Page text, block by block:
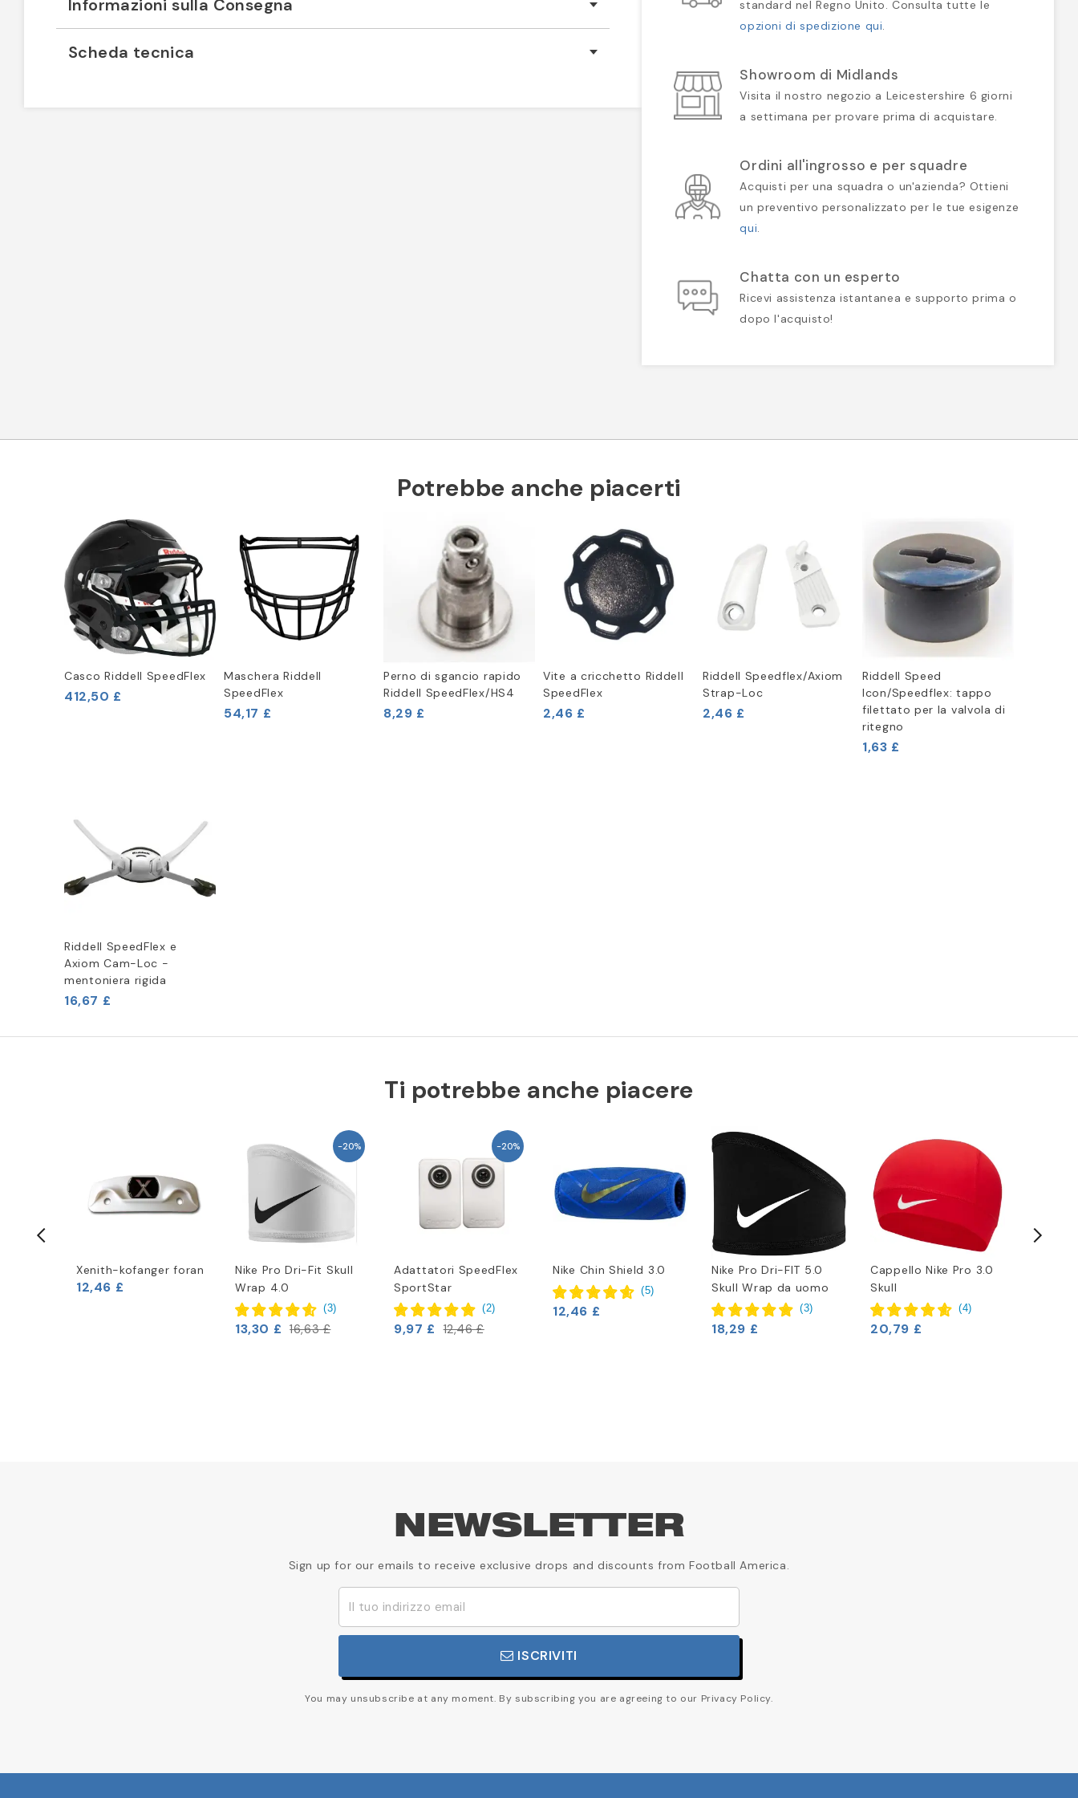
Informazioni sulla Consegna
Scheda tecnica
standard nel Regno Unito. Consulta tutte le
opzioni di spedizione qui.
Showroom di Midlands
Visita il nostro negozio a Leicestershire 6 giorni
a settimana per provare prima di acquistare.
Ordini all'ingrosso e per squadre
Acquisti per una squadra o un'azienda? Ottieni
un preventivo personalizzato per le tue esigenze
qui.
Chatta con un esperto
Ricevi assistenza istantanea e supporto prima o
dopo l'acquisto!
Potrebbe anche piacerti
Casco Riddell SpeedFlex
412,50 £
Maschera Riddell
SpeedFlex
54,17 £
Perno di sgancio rapido
Riddell SpeedFlex/HS4
8,29 £
Vite a cricchetto Riddell
SpeedFlex
2,46 £
Riddell Speedflex/Axiom
Strap-Loc
2,46 £
Riddell Speed
Icon/Speedflex: tappo
filettato per la valvola di
ritegno
1,63 £
Riddell SpeedFlex e
Axiom Cam-Loc -
mentoniera rigida
16,67 £
Ti potrebbe anche piacere
Xenith-kofanger foran
12,46 £
-20%
Nike Pro Dri-Fit Skull
Wrap 4.0
(3)
13,30 £ 16,63 £
-20%
Adattatori SpeedFlex
SportStar
(2)
9,97 £ 12,46 £
Nike Chin Shield 3.0
(5)
12,46 £
Nike Pro Dri-FIT 5.0
Skull Wrap da uomo
(3)
18,29 £
Cappello Nike Pro 3.0
Skull
(4)
20,79 £
NEWSLETTER
Sign up for our emails to receive exclusive drops and discounts from Football America.
ISCRIVITI
You may unsubscribe at any moment. By subscribing you are agreeing to our Privacy Policy.